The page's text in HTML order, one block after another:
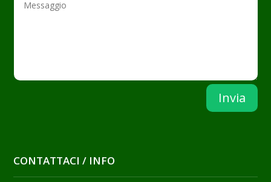
Invia
CONTATTACI / INFO